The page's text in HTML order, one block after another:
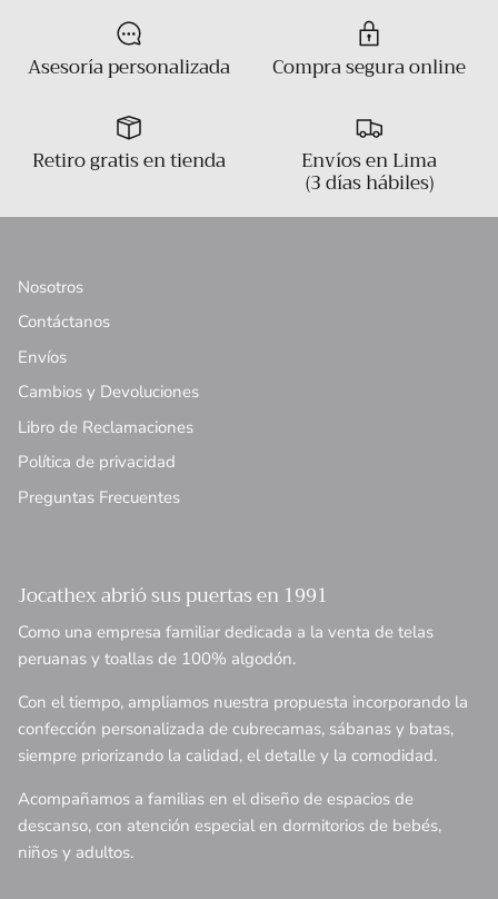
Asesoría personalizada Compra segura online
Retiro gratis en tienda Envíos en Lima
(3 días hábiles)
Nosotros
Contáctanos
Envíos
Cambios y Devoluciones
Libro de Reclamaciones
Política de privacidad
Preguntas Frecuentes
Jocathex abrió sus puertas en 1991
Como una empresa familiar dedicada a la venta de telas
peruanas y toallas de 100% algodón.
Con el tiempo, ampliamos nuestra propuesta incorporando la
confección personalizada de cubrecamas, sábanas y batas,
siempre priorizando la calidad, el detalle y la comodidad.
Acompañamos a familias en el diseño de espacios de
descanso, con atención especial en dormitorios de bebés,
niños y adultos.